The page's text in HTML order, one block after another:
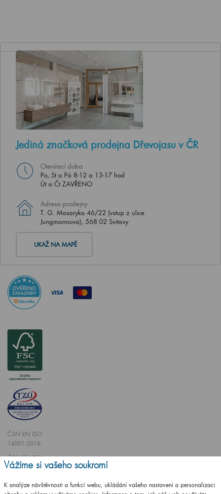
Jediná značková prodejna Dřevojasu v ČR
Otevírací doba
Po, St a Pá 8-12 a 13-17 hod
Út a Čt ZAVŘENO
Adresa prodejny
T. G. Masaryka 46/22 (vstup z ulice
Jungmannova), 568 02 Svitavy
UKAŽ NA MAPĚ
ČSN EN ISO
14001:2016
ČSN EN ISO
9001:2016
Vážíme si vašeho soukromí
K analýze návštěvnosti a funkcí webu, ukládání vašeho nastavení a personalizaci